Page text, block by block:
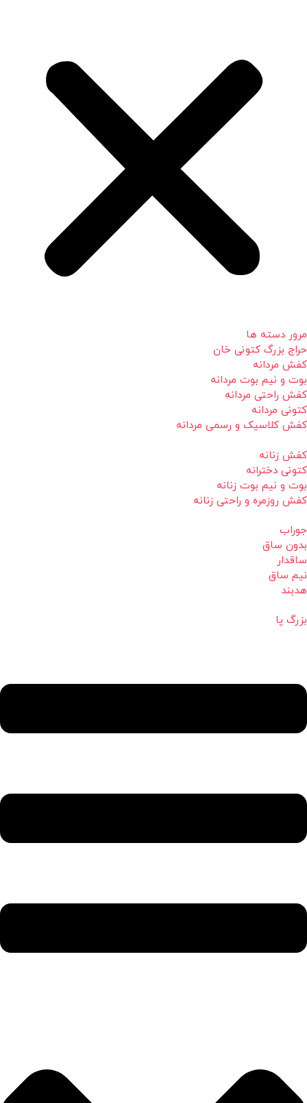
مرور دسته ها
حراج بزرگ کتونی خان
کفش مردانه
بوت و نیم بوت مردانه
کفش راحتی مردانه
کتونی مردانه
کفش کلاسیک و رسمی مردانه
کفش زنانه
کتونی دخترانه
بوت و نیم بوت زنانه
کفش روزمره و راحتی زنانه
جوراب
بدون ساق
ساقدار
نیم ساق
هدبند
بزرگ پا